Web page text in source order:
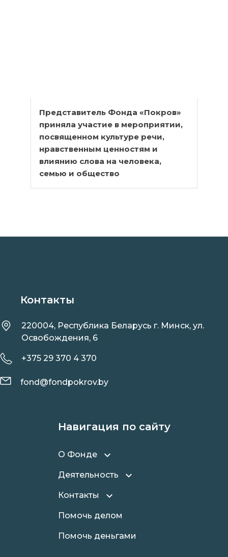
Представитель Фонда «Покров»
приняла участие в мероприятии,
посвященном культуре речи,
нравственным ценностям и
влиянию слова на человека,
семью и общество
Контакты
220004, Республика Беларусь г. Минск, ул.
Освобождения, 6
+375 29 370 4 370
fond@fondpokrov.by
Навигация по сайту
О Фонде
Деятельность
Контакты
Помочь делом
Помочь деньгами